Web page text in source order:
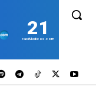
21
casiMedicos.com